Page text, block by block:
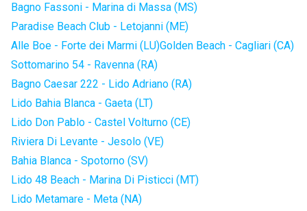
Bagno Fassoni - Marina di Massa (MS)
Paradise Beach Club - Letojanni (ME)
Alle Boe - Forte dei Marmi (LU)Golden Beach - Cagliari (CA)
Sottomarino 54 - Ravenna (RA)
Bagno Caesar 222 - Lido Adriano (RA)
Lido Bahia Blanca - Gaeta (LT)
Lido Don Pablo - Castel Volturno (CE)
Riviera Di Levante - Jesolo (VE)
Bahia Blanca - Spotorno (SV)
Lido 48 Beach - Marina Di Pisticci (MT)
Lido Metamare - Meta (NA)